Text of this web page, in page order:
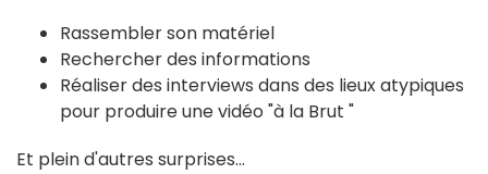
Rassembler son matériel
Rechercher des informations
Réaliser des interviews dans des lieux atypiques
pour produire une vidéo "à la Brut "
Et plein d'autres surprises...